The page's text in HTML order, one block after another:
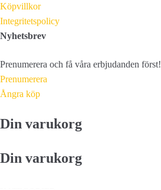
Köpvillkor
Integritetspolicy
Nyhetsbrev
Prenumerera och få våra erbjudanden först!
Prenumerera
Ångra köp
Din varukorg
Din varukorg